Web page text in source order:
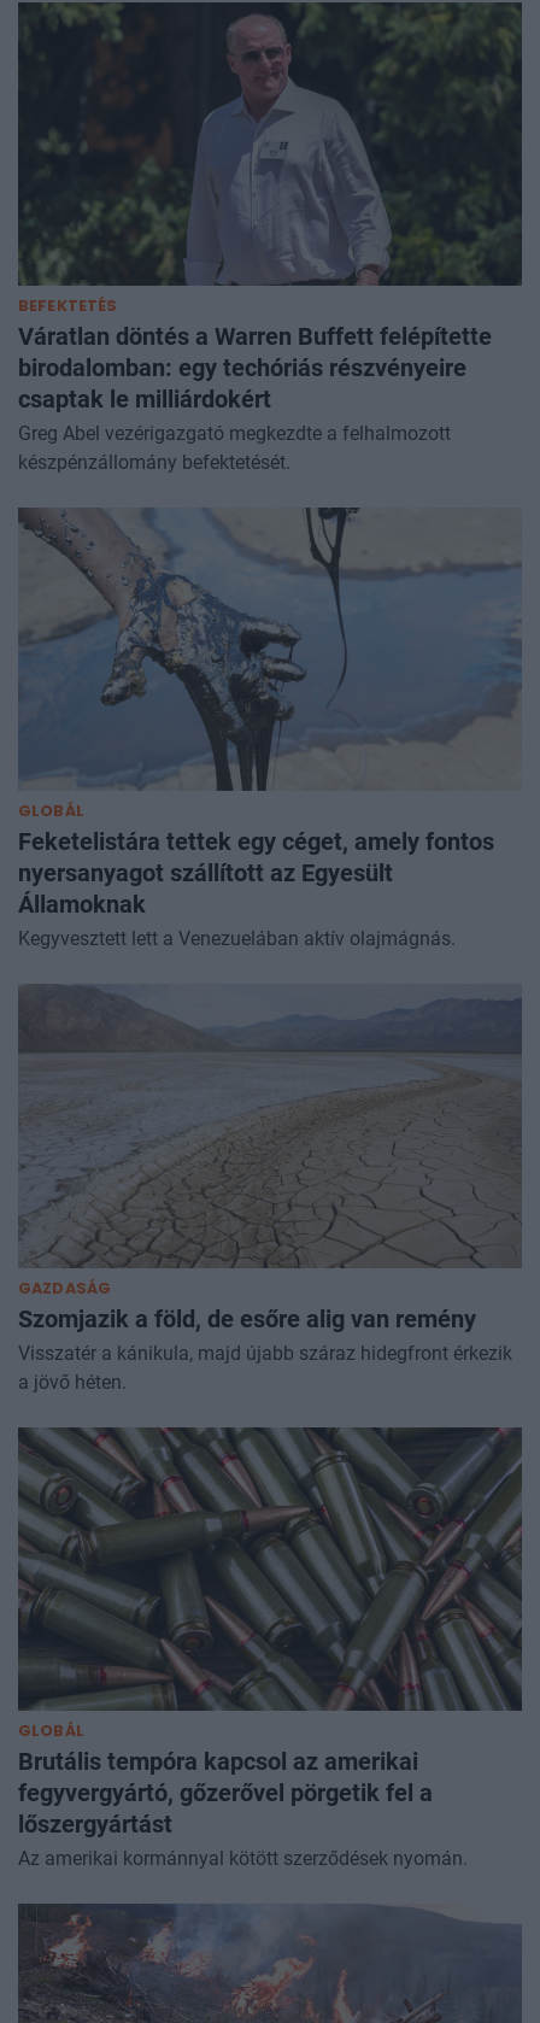
BEFEKTETÉS
Váratlan döntés a Warren Buffett felépítette
birodalomban: egy techóriás részvényeire
csaptak le milliárdokért
Greg Abel vezérigazgató megkezdte a felhalmozott
készpénzállomány befektetését.
GLOBÁL
Feketelistára tettek egy céget, amely fontos
nyersanyagot szállított az Egyesült
Államoknak
Kegyvesztett lett a Venezuelában aktív olajmágnás.
GAZDASÁG
Szomjazik a föld, de esőre alig van remény
Visszatér a kánikula, majd újabb száraz hidegfront érkezik
a jövő héten.
GLOBÁL
Brutális tempóra kapcsol az amerikai
fegyvergyártó, gőzerővel pörgetik fel a
lőszergyártást
Az amerikai kormánnyal kötött szerződések nyomán.